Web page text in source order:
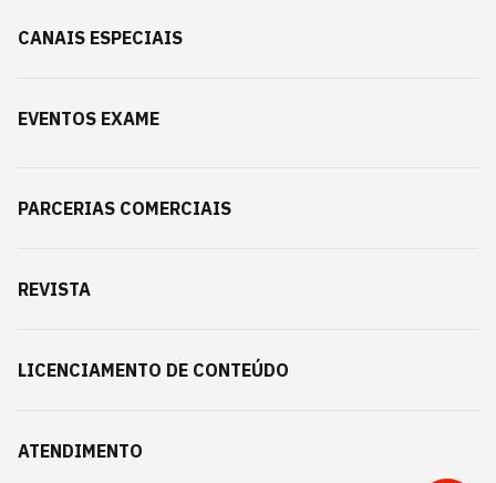
CANAIS ESPECIAIS
EVENTOS EXAME
PARCERIAS COMERCIAIS
REVISTA
LICENCIAMENTO DE CONTEÚDO
ATENDIMENTO